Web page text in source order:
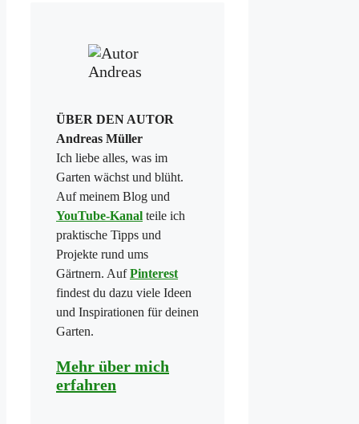
ÜBER DEN AUTOR
Andreas Müller
Ich liebe alles, was im
Garten wächst und blüht.
Auf meinem Blog und
YouTube-Kanal teile ich
praktische Tipps und
Projekte rund ums
Gärtnern. AufPinterest
findest du dazu viele Ideen
und Inspirationen für deinen
Garten.
Mehr über mich
erfahren